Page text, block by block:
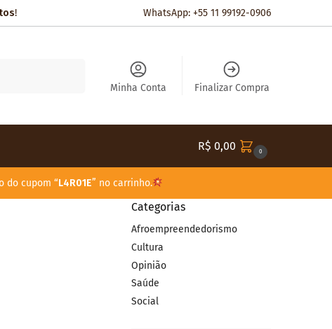
! WhatsApp: +55 11 99192-0906
Minha Conta Finalizar Compra
R$ 0,00 0
do cupom “L4R01E” no carrinho.
Categorias
Afroempreendedorismo
Cultura
Opinião
Saúde
Social